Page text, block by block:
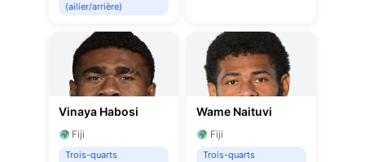
(ailier/arrière)
Vinaya Habosi
Fiji
Trois-quarts
Wame Naituvi
Fiji
Trois-quarts